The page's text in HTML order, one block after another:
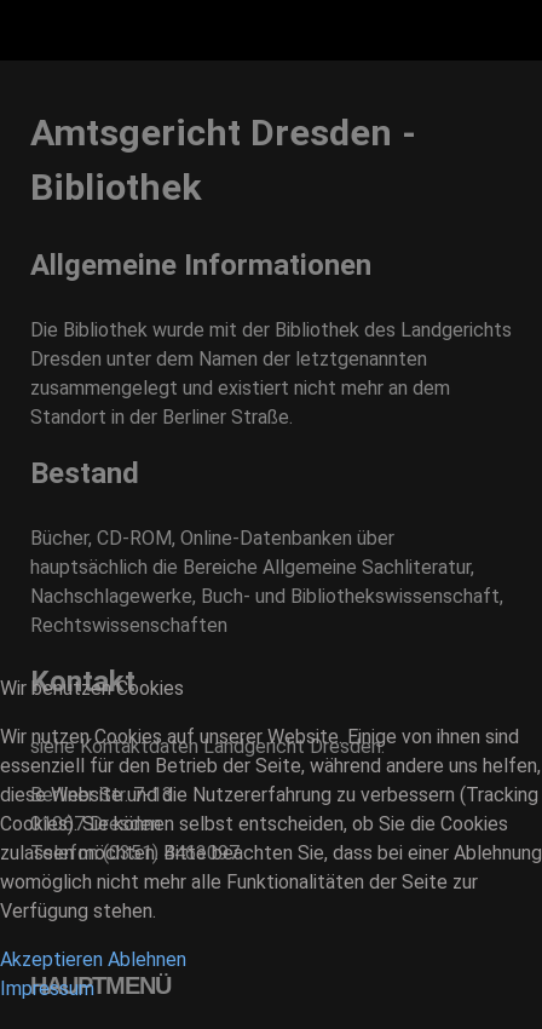
Amtsgericht Dresden -
Bibliothek
Allgemeine Informationen
Die Bibliothek wurde mit der Bibliothek des Landgerichts
Dresden unter dem Namen der letztgenannten
zusammengelegt und existiert nicht mehr an dem
Standort in der Berliner Straße.
Bestand
Bücher, CD-ROM, Online-Datenbanken über
hauptsächlich die Bereiche Allgemeine Sachliteratur,
Nachschlagewerke, Buch- und Bibliothekswissenschaft,
Rechtswissenschaften
Kontakt
siehe Kontaktdaten Landgericht Dresden.
Berliner Str. 7-13
01067 Dresden
Telefon (0351) 4463097
HAUPTMENÜ
Wir benutzen Cookies
Wir nutzen Cookies auf unserer Website. Einige von ihnen sind
essenziell für den Betrieb der Seite, während andere uns helfen,
diese Website und die Nutzererfahrung zu verbessern (Tracking
Cookies). Sie können selbst entscheiden, ob Sie die Cookies
zulassen möchten. Bitte beachten Sie, dass bei einer Ablehnung
womöglich nicht mehr alle Funktionalitäten der Seite zur
Verfügung stehen.
Akzeptieren Ablehnen
Impressum